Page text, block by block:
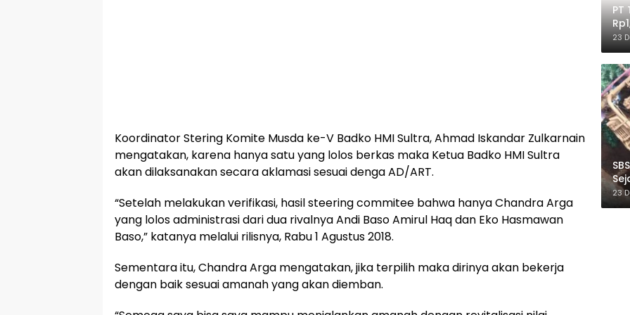
Koordinator Stering Komite Musda ke-V Badko HMI Sultra, Ahmad Iskandar Zulkarnain
mengatakan, karena hanya satu yang lolos berkas maka Ketua Badko HMI Sultra
akan dilaksanakan secara aklamasi sesuai denga AD/ART.
“Setelah melakukan verifikasi, hasil steering commitee bahwa hanya Chandra Arga
yang lolos administrasi dari dua rivalnya Andi Baso Amirul Haq dan Eko Hasmawan
Baso,” katanya melalui rilisnya, Rabu 1 Agustus 2018.
Sementara itu, Chandra Arga mengatakan, jika terpilih maka dirinya akan bekerja
dengan baik sesuai amanah yang akan diemban.
PT
23
23